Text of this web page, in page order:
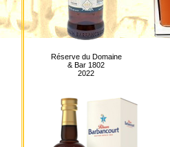
Réserve du Domaine
& Bar 1802
2022